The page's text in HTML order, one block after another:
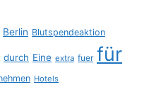
Berlin Blutspendeaktion
durch Eine extra fuer für
Hotels